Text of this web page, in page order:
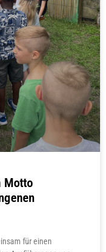
Motto
für einen